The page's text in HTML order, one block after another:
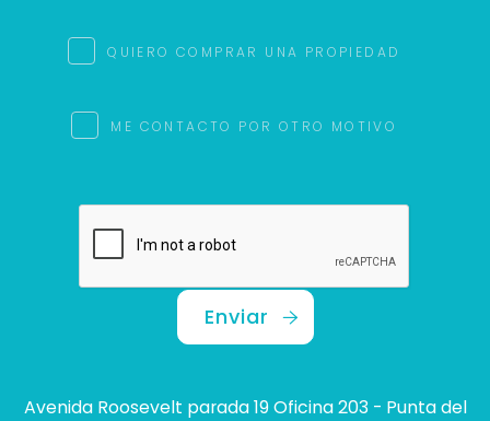
QUIERO COMPRAR UNA PROPIEDAD
ME CONTACTO POR OTRO MOTIVO
Enviar
Avenida Roosevelt parada 19 Oficina 203 - Punta del